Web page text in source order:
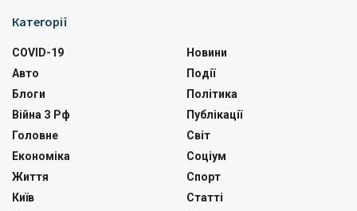
Категорії
COVID-19
Авто
Блоги
Війна З Рф
Головне
Економіка
Життя
Київ
Новини
Події
Політика
Публікації
Світ
Соціум
Спорт
Статті